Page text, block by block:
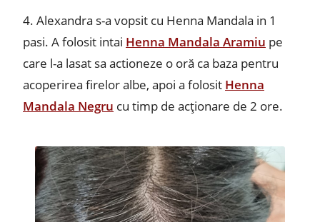
4. Alexandra s-a vopsit cu Henna Mandala in 1
pasi. A folosit intai Henna Mandala Aramiu pe
care l-a lasat sa actioneze o oră ca baza pentru
acoperirea firelor albe, apoi a folosit Henna
Mandala Negru cu timp de acționare de 2 ore.